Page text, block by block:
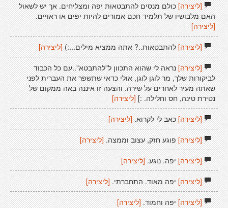
[ליצירה]כולם מנסים להתבטאות יפה ומצליחים. אך יש לשאול
האם מלבושיו של תלמיד חכם אמורים להיות יפים או ראויים.
[ליצירה]
[ליצירה]להתבטאות..? אתה ממציא מילים...:) [ליצירה]
[ליצירה]נראה לי שהוא התכוון ל"להתבטא"..עם כל הכבוד
לביקורות שלך, מר לוגן לוגן, אולי כדאי שתשפר את העברית לפני
שאתה מעיר לאחרים על שירה. והצעה זו איננה באה ממקום של
נטירת טינה, חס וחלילה. :] [ליצירה]
[ליצירה]כאב לי לקרוא.[ליצירה]
[ליצירה]פוגע חזק, עצוב וממצה. [ליצירה]
[ליצירה]יפה. נוגע. [ליצירה]
[ליצירה]יפה מאוד. התחברתי. [ליצירה]
[ליצירה]יפה וחמוד. [ליצירה]